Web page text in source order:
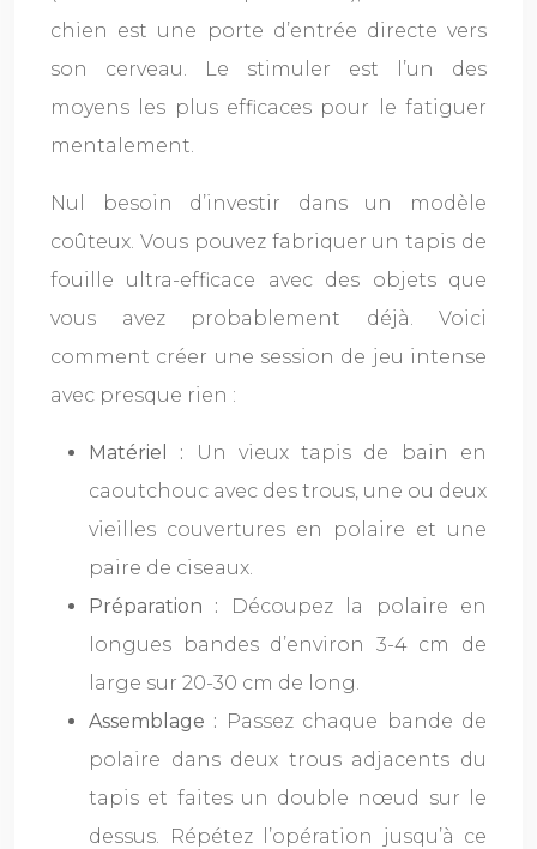
chien est une porte d’entrée directe vers
son cerveau. Le stimuler est l’un des
moyens les plus efficaces pour le fatiguer
mentalement.
Nul besoin d’investir dans un modèle
coûteux. Vous pouvez fabriquer un tapis de
fouille ultra-efficace avec des objets que
vous avez probablement déjà. Voici
comment créer une session de jeu intense
avec presque rien :
Matériel : Un vieux tapis de bain en
caoutchouc avec des trous, une ou deux
vieilles couvertures en polaire et une
paire de ciseaux.
Préparation : Découpez la polaire en
longues bandes d’environ 3-4 cm de
large sur 20-30 cm de long.
Assemblage : Passez chaque bande de
polaire dans deux trous adjacents du
tapis et faites un double nœud sur le
dessus. Répétez l’opération jusqu’à ce